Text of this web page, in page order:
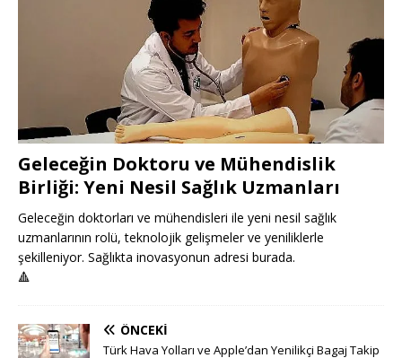
Geleceğin Doktoru ve Mühendislik
Birliği: Yeni Nesil Sağlık Uzmanları
Geleceğin doktorları ve mühendisleri ile yeni nesil sağlık
uzmanlarının rolü, teknolojik gelişmeler ve yeniliklerle
şekilleniyor. Sağlıkta inovasyonun adresi burada.
🔺
ÖNCEKI
Türk Hava Yolları ve Apple’dan Yenilikçi Bagaj Takip